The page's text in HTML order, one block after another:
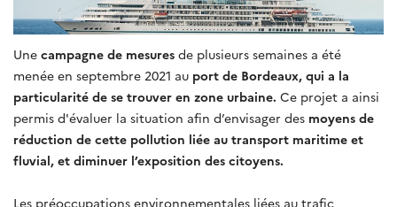
Une campagne de mesures de plusieurs semaines a été
menée en septembre 2021 au port de Bordeaux, qui a la
particularité de se trouver en zone urbaine. Ce projet a ainsi
permis d'évaluer la situation afin d’envisager des moyens de
réduction de cette pollution liée au transport maritime et
fluvial, et diminuer l’exposition des citoyens.
Les préoccupations environnementales liées au trafic